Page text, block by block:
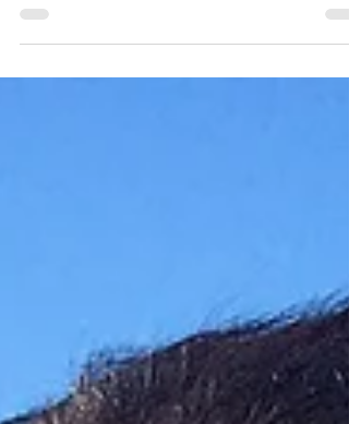
coeur des vignes. Piscine, sauna, cours de yoga,